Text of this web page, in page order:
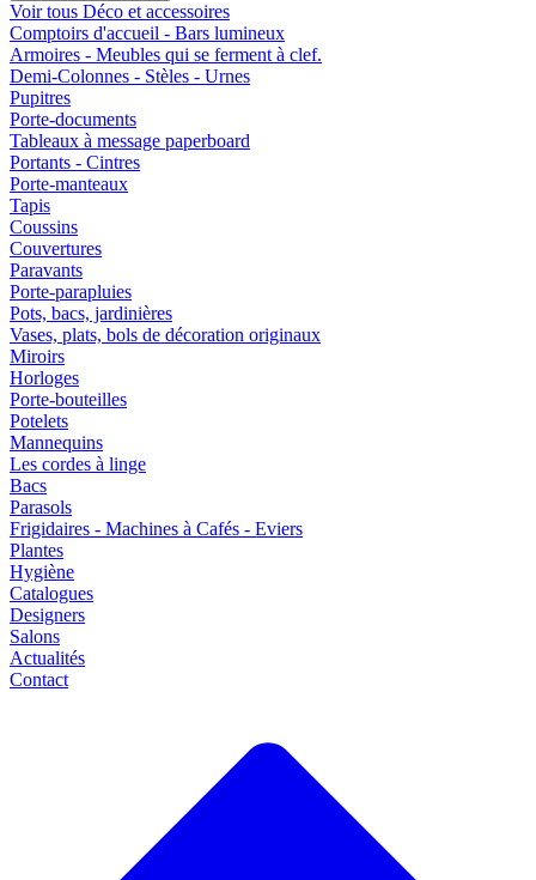
Voir tous Déco et accessoires
Comptoirs d'accueil - Bars lumineux
Armoires - Meubles qui se ferment à clef.
Demi-Colonnes - Stèles - Urnes
Pupitres
Porte-documents
Tableaux à message paperboard
Portants - Cintres
Porte-manteaux
Tapis
Coussins
Couvertures
Paravants
Porte-parapluies
Pots, bacs, jardinières
Vases, plats, bols de décoration originaux
Miroirs
Horloges
Porte-bouteilles
Potelets
Mannequins
Les cordes à linge
Bacs
Parasols
Frigidaires - Machines à Cafés - Eviers
Plantes
Hygiène
Catalogues
Designers
Salons
Actualités
Contact